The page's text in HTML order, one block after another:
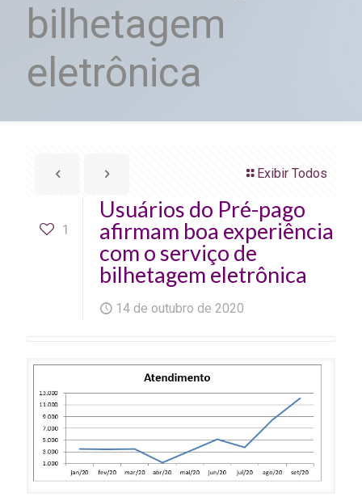
bilhetagem
eletrônica
Exibir Todos
1
Usuários do Pré-pago
afirmam boa experiência
com o serviço de
bilhetagem eletrônica
14 de outubro de 2020